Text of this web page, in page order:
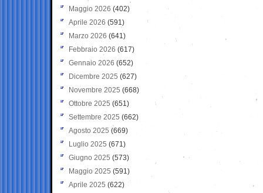
Maggio 2026 (402)
Aprile 2026 (591)
Marzo 2026 (641)
Febbraio 2026 (617)
Gennaio 2026 (652)
Dicembre 2025 (627)
Novembre 2025 (668)
Ottobre 2025 (651)
Settembre 2025 (662)
Agosto 2025 (669)
Luglio 2025 (671)
Giugno 2025 (573)
Maggio 2025 (591)
Aprile 2025 (622)